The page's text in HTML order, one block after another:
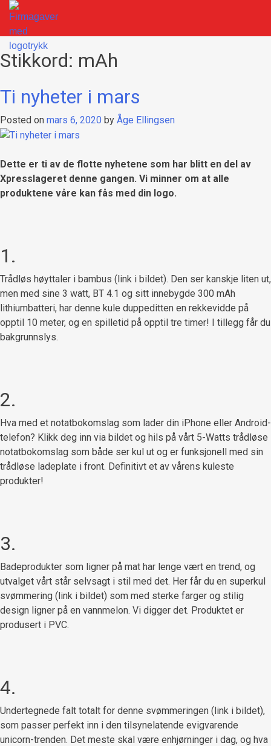
Skip
content
Firmagaver med logotrykk
Xpress Profil
Stikkord: mAh
Ti nyheter i mars
Posted on mars 6, 2020 by Åge Ellingsen
Dette er ti av de flotte nyhetene som har blitt en del av
Xpresslageret denne gangen. Vi minner om at alle
produktene våre kan fås med din logo.
1.
Trådløs høyttaler i bambus (link i bildet). Den ser kanskje liten ut,
men med sine 3 watt, BT 4.1 og sitt innebygde 300 mAh
lithiumbatteri, har denne kule duppeditten en rekkevidde på
opptil 10 meter, og en spilletid på opptil tre timer! I tillegg får du
bakgrunnslys.
2.
Hva med et notatbokomslag som lader din iPhone eller Android-
telefon? Klikk deg inn via bildet og hils på vårt 5-Watts trådløse
notatbokomslag som både ser kul ut og er funksjonell med sin
trådløse ladeplate i front. Definitivt et av vårens kuleste
produkter!
3.
Badeprodukter som ligner på mat har lenge vært en trend, og
utvalget vårt står selvsagt i stil med det. Her får du en superkul
svømmering (link i bildet) som med sterke farger og stilig
design ligner på en vannmelon. Vi digger det. Produktet er
produsert i PVC.
4.
Undertegnede falt totalt for denne svømmeringen (link i bildet),
som passer perfekt inn i den tilsynelatende evigvarende
unicorn-trenden. Det meste skal være enhjørninger i dag, og hva